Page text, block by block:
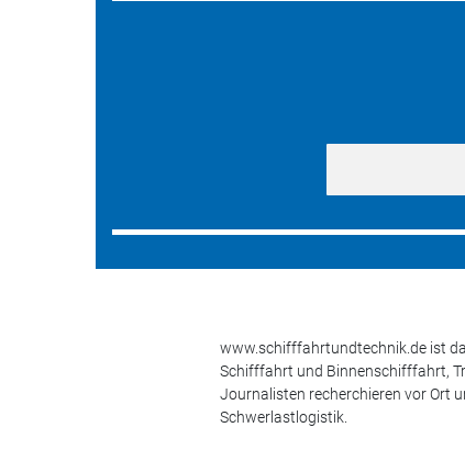
www.schifffahrtundtechnik.de ist
Schifffahrt und Binnenschifffahrt,
Journalisten recherchieren vor Ort
Schwerlastlogistik.